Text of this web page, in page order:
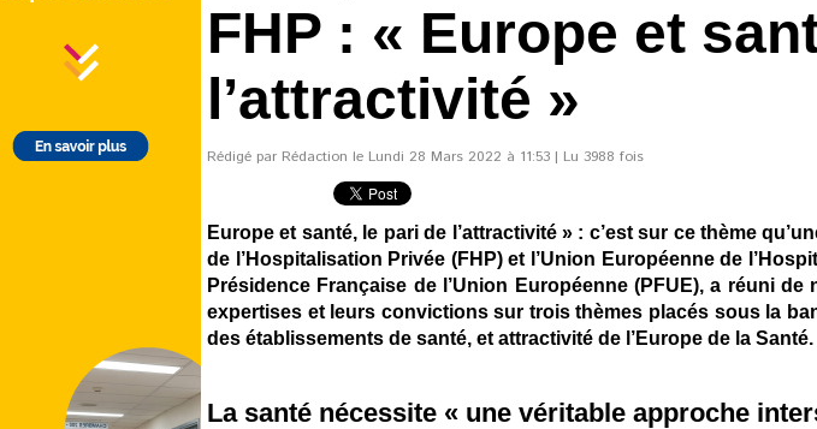
FHP : « Europe et
l’attractivité »
Rédigé par Rédaction le Lundi 28 Mars 2022 à 11:53 | Lu 3988 fois
Europe et santé, le pari de l’attractivité » : c’est sur ce thème
de l’Hospitalisation Privée (FHP) et l’Union Européenne de
Présidence Française de l’Union Européenne (PFUE), a réuni
expertises et leurs convictions sur trois thèmes placés sous la
des établissements de santé, et attractivité de l’Europe de la Santé.
La santé nécessite « une véritable approche